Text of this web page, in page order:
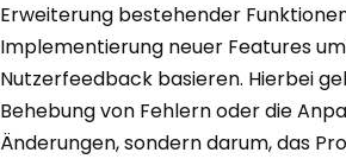
Erweiterung bestehender
Implementierung neuer Features
Nutzerfeedback basieren. Hierbei
Behebung von Fehlern oder die
Änderungen, sondern darum, das